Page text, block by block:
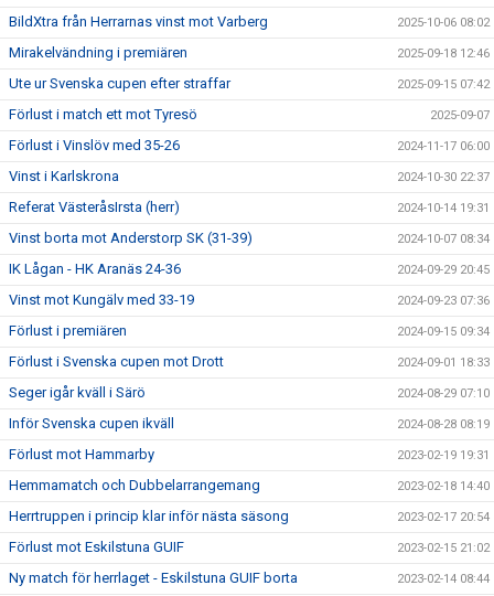
BildXtra från Herrarnas vinst mot Varberg 2025-10-06 08:02
Mirakelvändning i premiären 2025-09-18 12:46
Ute ur Svenska cupen efter straffar 2025-09-15 07:42
Förlust i match ett mot Tyresö 2025-09-07
Förlust i Vinslöv med 35-26 2024-11-17 06:00
Vinst i Karlskrona 2024-10-30 22:37
Referat VästeråsIrsta (herr) 2024-10-14 19:31
Vinst borta mot Anderstorp SK (31-39) 2024-10-07 08:34
IK Lågan - HK Aranäs 24-36 2024-09-29 20:45
Vinst mot Kungälv med 33-19 2024-09-23 07:36
Förlust i premiären 2024-09-15 09:34
Förlust i Svenska cupen mot Drott 2024-09-01 18:33
Seger igår kväll i Särö 2024-08-29 07:10
Inför Svenska cupen ikväll 2024-08-28 08:19
Förlust mot Hammarby 2023-02-19 19:31
Hemmamatch och Dubbelarrangemang 2023-02-18 14:40
Herrtruppen i princip klar inför nästa säsong 2023-02-17 20:54
Förlust mot Eskilstuna GUIF 2023-02-15 21:02
Ny match för herrlaget - Eskilstuna GUIF borta 2023-02-14 08:44